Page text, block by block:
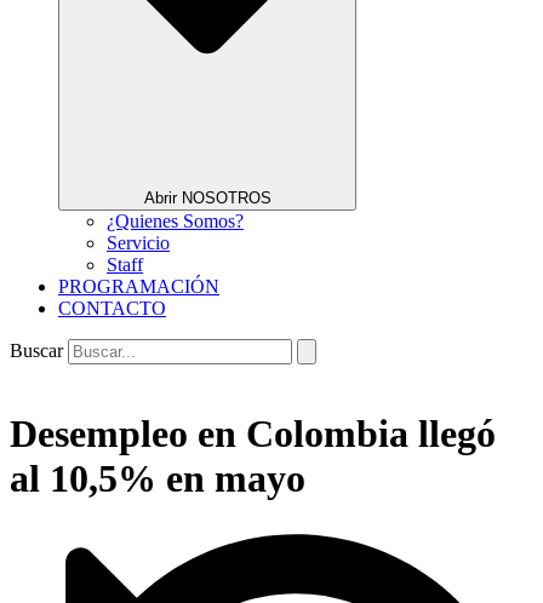
Abrir NOSOTROS
¿Quienes Somos?
Servicio
Staff
PROGRAMACIÓN
CONTACTO
Buscar
Desempleo en Colombia llegó
al 10,5% en mayo